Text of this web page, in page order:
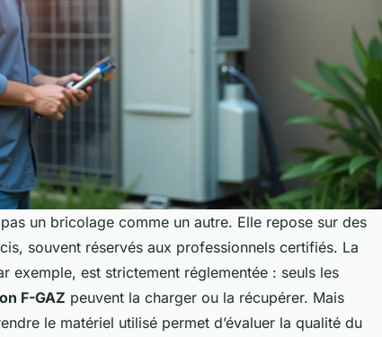
pas un bricolage comme un autre. Elle repose sur des
souvent réservés aux professionnels certifiés. La
exemple, est strictement réglementée : seuls les
F-GAZ peuvent la charger ou la récupérer. Mais
le matériel utilisé permet d’évaluer la qualité du